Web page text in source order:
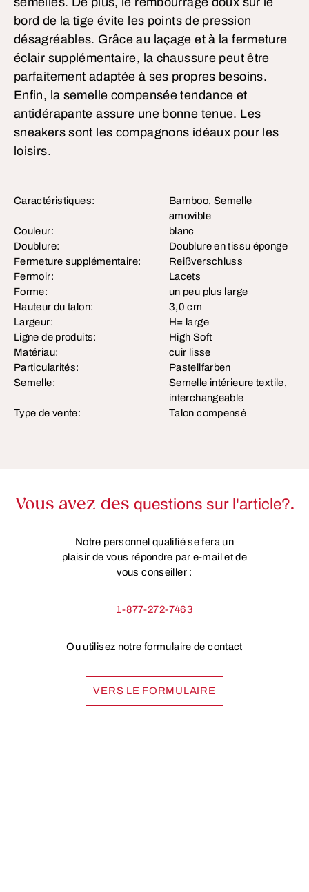
bord de la tige évite les points de pression
désagréables. Grâce au laçage et à la fermeture
éclair supplémentaire, la chaussure peut être
parfaitement adaptée à ses propres besoins.
Enfin, la semelle compensée tendance et
antidérapante assure une bonne tenue. Les
sneakers sont les compagnons idéaux pour les
loisirs.
Caractéristiques:
Bamboo, Semelle
amovible
Couleur:
blanc
Doublure:
Doublure en tissu éponge
Fermeture supplémentaire:
Reißverschluss
Fermoir:
Lacets
Forme:
un peu plus large
Hauteur du talon:
3,0 cm
Largeur:
H= large
Ligne de produits:
High Soft
Matériau:
cuir lisse
Particularités:
Pastellfarben
Semelle:
Semelle intérieure textile,
interchangeable
Type de vente:
Talon compensé
Vous avez des questions sur l'article?.
Notre personnel qualifié se fera un
plaisir de vous répondre par e-mail et de
vous conseiller :
1-877-272-7463
Ou utilisez notre formulaire de contact
VERS LE FORMULAIRE